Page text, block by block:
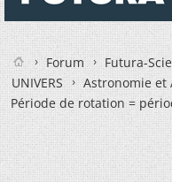
Forum
Futura-
UNIVERS
Astronomie et
Période de rotation =